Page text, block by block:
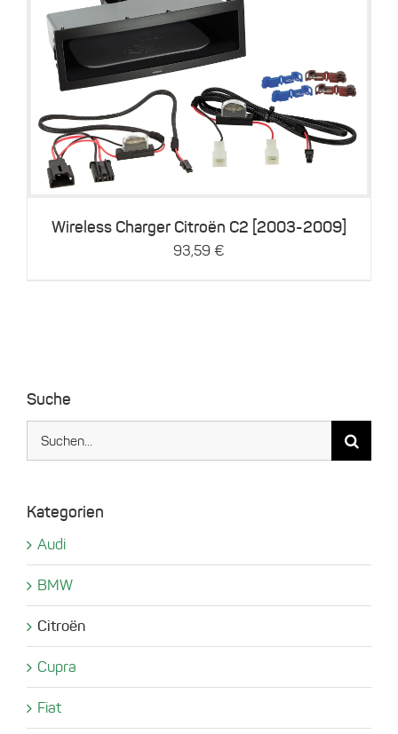
Details
Wireless Charger Citroën C2 [2003-2009]
93,59 €
Suche
Kategorien
Audi
BMW
Citroën
Cupra
Fiat